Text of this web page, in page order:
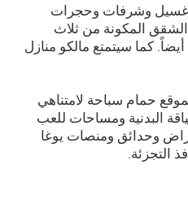
وشرفات وحجرات
المكونة من ثلاث
كما سيتمتع مالكو منازل
حمام سباحة لامتناهي
البدنية ومساحات للعب
وحدائق ومنصات يوغا
التجزئة.